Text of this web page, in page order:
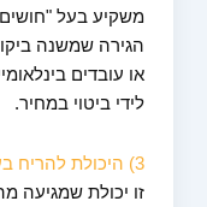
משקיע בעל
הגירה שמשנה
או עובדים
לידי ביטוי במחיר.
3) היכולת להריח בעיות נסתרות
זו יכולת שמגיעה